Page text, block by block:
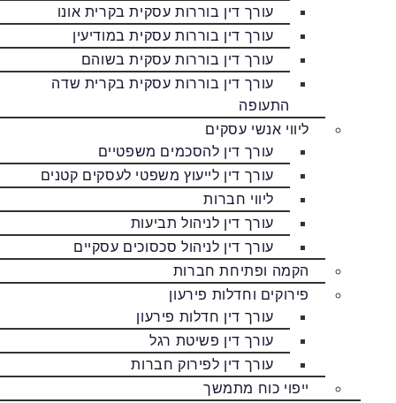
עורך דין בוררות עסקית בקרית אונו
עורך דין בוררות עסקית במודיעין
עורך דין בוררות עסקית בשוהם
עורך דין בוררות עסקית בקרית שדה
התעופה
ליווי אנשי עסקים
עורך דין להסכמים משפטיים
עורך דין לייעוץ משפטי לעסקים קטנים
ליווי חברות
עורך דין לניהול תביעות
עורך דין לניהול סכסוכים עסקיים
הקמה ופתיחת חברות
פירוקים וחדלות פירעון
עורך דין חדלות פירעון
עורך דין פשיטת רגל
עורך דין לפירוק חברות
ייפוי כוח מתמשך